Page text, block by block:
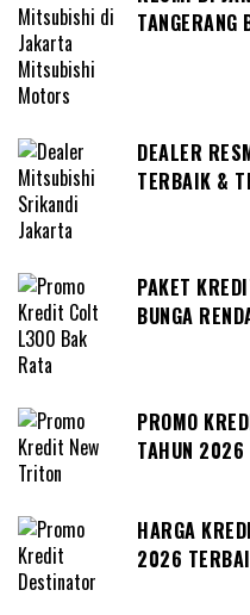
TANGERANG
DEALER
TERBAIK &
PAKET
BUNGA
PROMO
TAHUN 2026
HARGA
2026